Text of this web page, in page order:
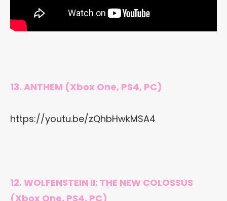
13. ANTHEM (Xbox One, PS4, PC)
https://youtu.be/zQhbHwkMSA4
12. WOLFENSTEIN II: THE NEW COLOSSUS
(Xbox One, PS4, PC)